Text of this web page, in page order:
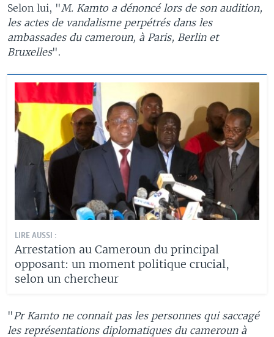
Selon lui, "M. Kamto a dénoncé lors de son audition,
les actes de vandalisme perpétrés dans les
ambassades du cameroun, à Paris, Berlin et
Bruxelles".
LIRE AUSSI :
Arrestation au Cameroun du principal
opposant: un moment politique crucial,
selon un chercheur
" Pr Kamto ne connait pas les personnes qui saccagé
les représentations diplomatiques du cameroun à